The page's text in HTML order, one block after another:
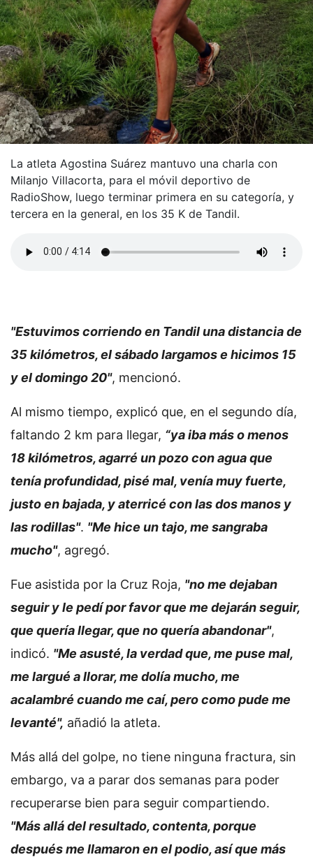
La atleta Agostina Suárez mantuvo una charla con
Milanjo Villacorta, para el móvil deportivo de
RadioShow, luego terminar primera en su categoría, y
tercera en la general, en los 35 K de Tandil.
"Estuvimos corriendo en Tandil una distancia de
35 kilómetros, el sábado largamos e hicimos 15
y el domingo 20", mencionó.
Al mismo tiempo, explicó que, en el segundo día,
faltando 2 km para llegar, “ya iba más o menos
18 kilómetros, agarré un pozo con agua que
tenía profundidad, pisé mal, venía muy fuerte,
justo en bajada, y aterricé con las dos manos y
las rodillas". "Me hice un tajo, me sangraba
mucho", agregó.
Fue asistida por la Cruz Roja, "no me dejaban
seguir y le pedí por favor que me dejarán seguir,
que quería llegar, que no quería abandonar",
indicó. "Me asusté, la verdad que, me puse mal,
me largué a llorar, me dolía mucho, me
acalambré cuando me caí, pero como pude me
levanté", añadió la atleta.
Más allá del golpe, no tiene ninguna fractura, sin
embargo, va a parar dos semanas para poder
recuperarse bien para seguir compartiendo.
"Más allá del resultado, contenta, porque
después me llamaron en el podio, así que más